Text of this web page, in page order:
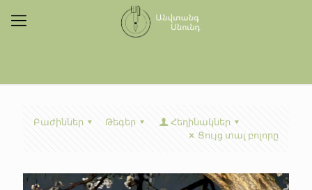
Բաժիններ Թեգեր
Հեղինակներ
Ցույց տալ բոլորը